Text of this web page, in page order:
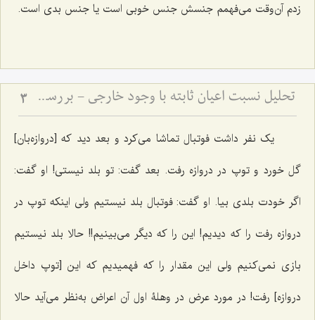
زدم آن‌وقت می‌فهمم جنسش جنس خوبی است یا جنس بدی است.
تحلیل نسبت اعیان ثابته با وجود خارجی - بررسی تطبیقی دیدگاه محقق دوانی و آخوند ملاصدرا 3
یک نفر داشت فوتبال تماشا می‌کرد و بعد دید که [دروازه‌بان]
گل خورد و توپ در دروازه رفت. بعد گفت: تو بلد نیستی! او گفت:
اگر خودت بلدی بیا. او گفت: فوتبال بلد نیستیم ولی اینکه توپ در
دروازه رفت را که دیدیم! این را که دیگر می‌بینیم!! حالا بلد نیستیم
بازی نمی‌کنیم ولی این مقدار را که فهمیدیم که این [توپ داخل
دروازه] رفت! در مورد عرض در وهلۀ اول آن اعراض به‌نظر می‌آید حالا